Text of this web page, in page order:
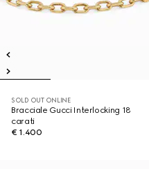
SOLD OUT ONLINE
Bracciale Gucci Interlocking 18
carati
€ 1.400